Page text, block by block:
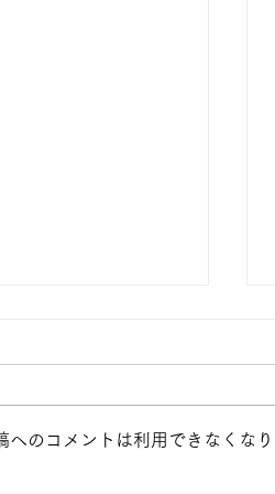
へのコメントは利用できなくな